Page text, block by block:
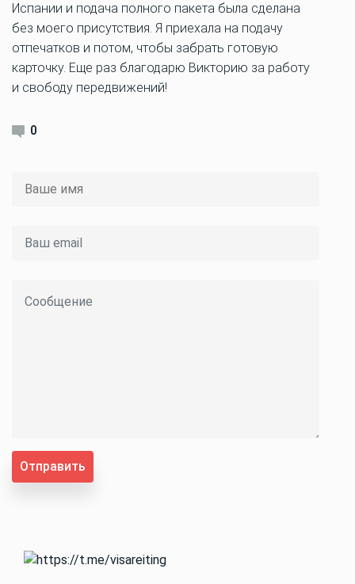
Испании и подача полного пакета была сделана
без моего присутствия. Я приехала на подачу
отпечатков и потом, чтобы забрать готовую
карточку. Еще раз благодарю Викторию за работу
и свободу передвижений!
0
Отправить